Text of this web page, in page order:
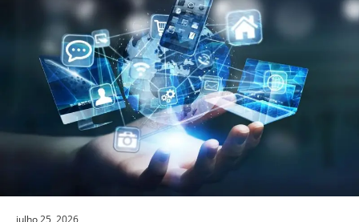
julho 25, 2026